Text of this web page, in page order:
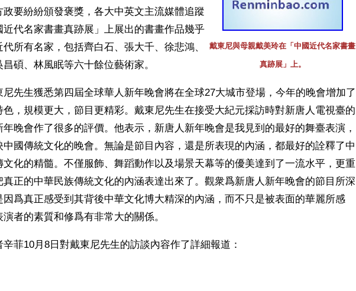
戴東尼與母親戴美玲在「中國近代名家書畫
真跡展」上。
政要紛紛頒發褒獎，各大中英文主流媒體追蹤
近代名家書畫真跡展」上展出的書畫作品幾乎
所有名家，包括齊白石、張大千、徐悲鴻、
碩、林風眠等六十餘位藝術家。
尼先生獲悉第四屆全球華人新年晚會將在全球27大城市登場，今年的晚會增加了
色，規模更大，節目更精彩。戴東尼先生在接受大紀元採訪時對新唐人電視臺的
年晚會作了很多的評價。他表示，新唐人新年晚會是我見到的最好的舞臺表演，
中國傳統文化的晚會。無論是節目內容，還是所表現的內涵，都最好的詮釋了中
文化的精髓。不僅服飾、舞蹈動作以及場景天幕等的優美達到了一流水平，更重
真正的中華民族傳統文化的內涵表達出來了。觀衆爲新唐人新年晚會的節目所深
因爲真正感受到其背後中華文化博大精深的內涵，而不只是被表面的華麗所感
者的素質和修爲有非常大的關係。
辛菲10月8日對戴東尼先生的訪談內容作了詳細報道：